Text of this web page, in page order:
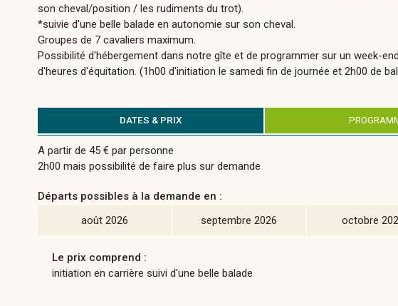
son cheval/position / les rudiments du trot).
*suivie d'une belle balade en autonomie sur son cheval.
Groupes de 7 cavaliers maximum.
Possibilité d'hébergement dans notre gîte et de programmer sur un week-
d'heures d'équitation. (1h00 d'initiation le samedi fin de journée et 2h00 de
DATES & PRIX
A partir de 45 € par personne
2h00 mais possibilité de faire plus sur demande
Départs possibles à la demande en :
août 2026
septembre 2026 octobre
Le prix comprend :
initiation en carrière suivi d'une belle balade